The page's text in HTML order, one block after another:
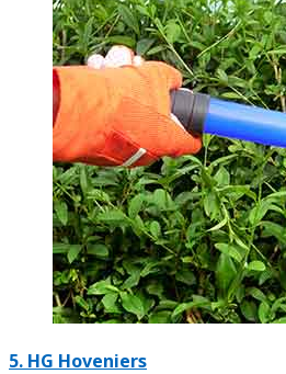
5. HG Hoveniers